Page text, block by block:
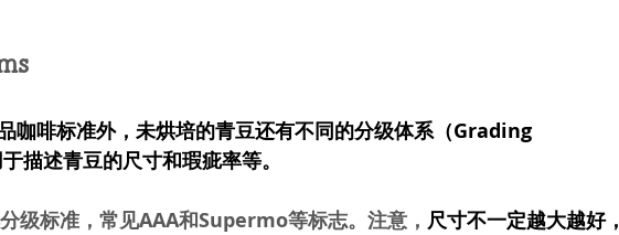
咖啡标准外，未烘培的青豆还有不同的分级体系（Grading
描述青豆的尺寸和瑕疵率等。
级标准，常见AAA和Supermo等标志。注意， 尺寸不一定越大越好，